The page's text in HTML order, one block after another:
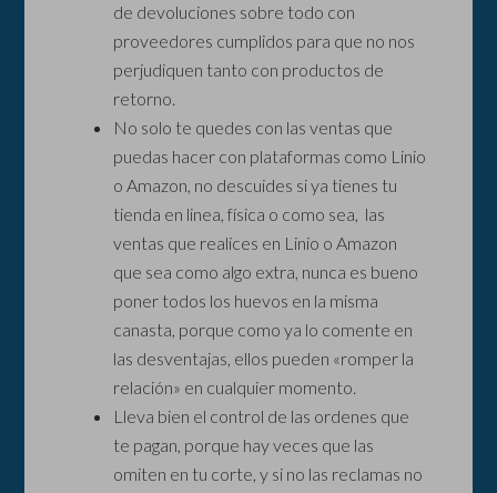
de devoluciones sobre todo con
proveedores cumplidos para que no nos
perjudiquen tanto con productos de
retorno.
No solo te quedes con las ventas que
puedas hacer con plataformas como Linio
o Amazon, no descuides si ya tienes tu
tienda en linea, física o como sea, las
ventas que realices en Linio o Amazon
que sea como algo extra, nunca es bueno
poner todos los huevos en la misma
canasta, porque como ya lo comente en
las desventajas, ellos pueden «romper la
relación» en cualquier momento.
Lleva bien el control de las ordenes que
te pagan, porque hay veces que las
omiten en tu corte, y si no las reclamas no